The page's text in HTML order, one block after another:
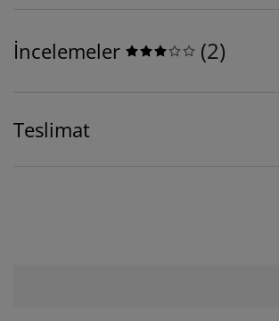
İncelemeler (2)
Teslimat